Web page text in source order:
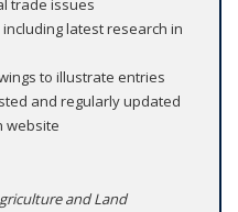
trade issues
latest research in
to illustrate entries
and regularly updated
website
and Land